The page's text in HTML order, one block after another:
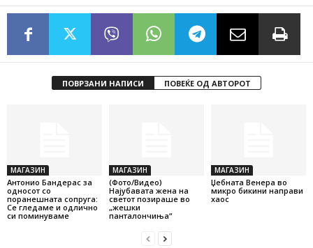
ПОВРЗАНИ НАПИСИ ПОВЕЌЕ ОД АВТОРОТ
МАГАЗИН
Антонио Бандерас за
односот со
поранешната сопруга:
Се гледаме и одлично
си поминуваме
МАГАЗИН
(Фото/Видео)
Најубавата жена на
светот позираше во
„жешки
панталончиња“
МАГАЗИН
Џебната Венера во
микро бикини направи
хаос